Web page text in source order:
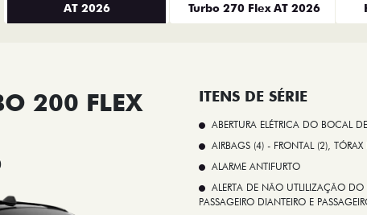
AT 2026
Turbo 270 Flex AT 2026
200 FLEX
ITENS DE SÉRIE
ABERTURA ELÉTRICA DO BOCAL
AIRBAGS (4) - FRONTAL (2),
ALARME ANTIFURTO
ALERTA DE NÃO UTLILIZAÇÃO
PASSAGEIRO DIANTEIRO E